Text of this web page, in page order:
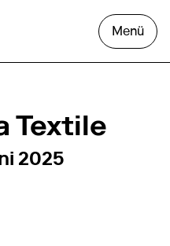
Menüdas
Textile
16:00
2025